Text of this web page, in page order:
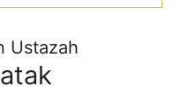
Ustazah